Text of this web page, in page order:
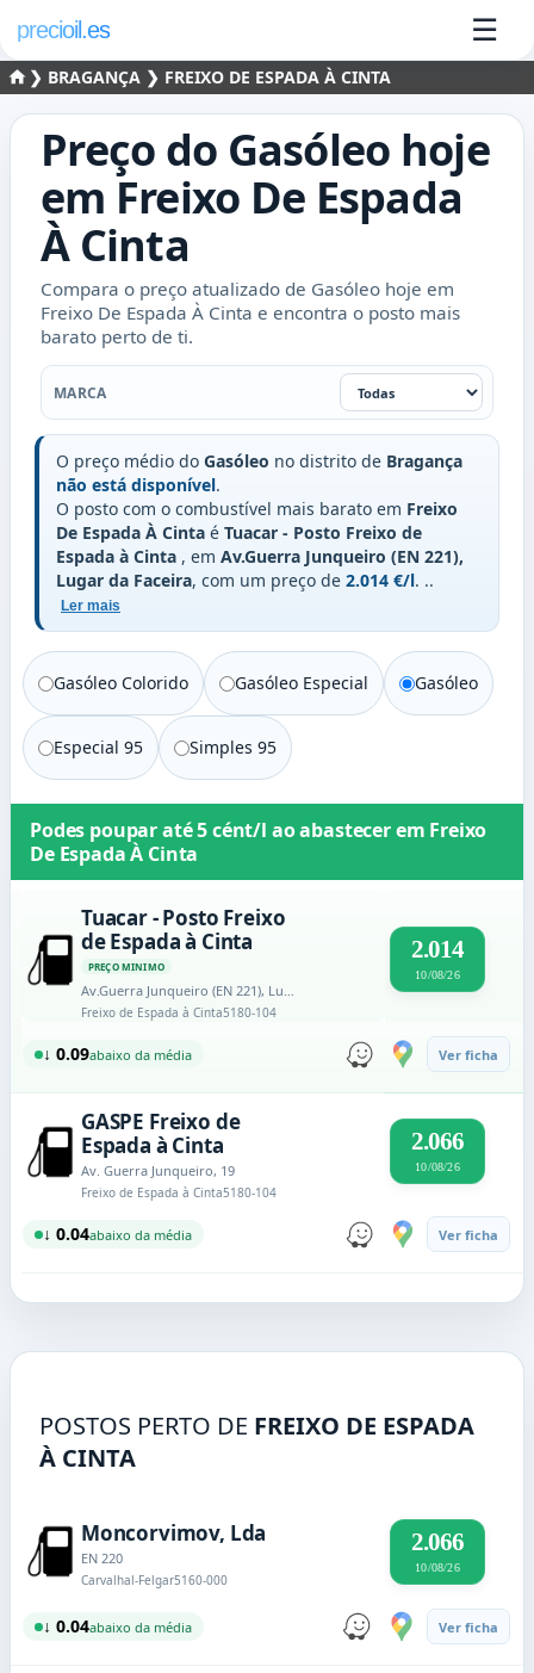
precioil.es ☰
❯ BRAGANÇA ❯ FREIXO DE ESPADA À CINTA
Preço do Gasóleo hoje
em Freixo De Espada
À Cinta
Compara o preço atualizado de Gasóleo hoje em
Freixo De Espada À Cinta e encontra o posto mais
barato perto de ti.
Marca
MARCA
O preço médio do Gasóleo no distrito de Bragança
não está disponível.
O posto com o combustível mais barato em Freixo
De Espada À Cinta é Tuacar - Posto Freixo de
Espada à Cinta , em Av.Guerra Junqueiro (EN 221),
Lugar da Faceira, com um preço de 2.014 €/l. ..
Ler mais
Gasóleo Colorido Gasóleo Especial Gasóleo
Especial 95 Simples 95
Podes poupar até5 cént/l ao abastecer em Freixo
De Espada À Cinta
Tuacar - Posto Freixo
de Espada à Cinta
PREÇO MINIMO
Av.Guerra Junqueiro (EN 221), Lugar da Faceira
Freixo de Espada à Cinta5180-104
2.014
10/08/26
↓ 0.09abaixo da média Ver ficha
GASPE Freixo de
Espada à Cinta
Av. Guerra Junqueiro, 19
Freixo de Espada à Cinta5180-104
2.066
10/08/26
↓ 0.04abaixo da média Ver ficha
POSTOS PERTO DE FREIXO DE ESPADA
À CINTA
Moncorvimov, Lda
EN 220
Carvalhal-Felgar5160-000
2.066
10/08/26
↓ 0.04abaixo da média Ver ficha